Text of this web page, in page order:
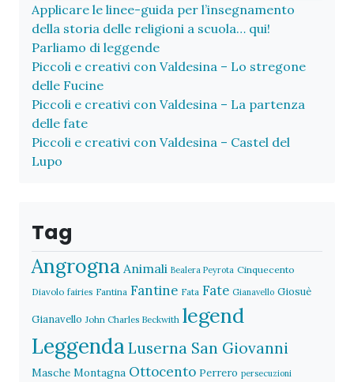
Applicare le linee-guida per l’insegnamento
della storia delle religioni a scuola… qui!
Parliamo di leggende
Piccoli e creativi con Valdesina – Lo stregone
delle Fucine
Piccoli e creativi con Valdesina – La partenza
delle fate
Piccoli e creativi con Valdesina – Castel del
Lupo
Tag
Angrogna Animali Bealera Peyrota Cinquecento
Diavolo fairies Fantina Fantine Fata Fate Gianavello Giosuè
Gianavello John Charles Beckwith legend
Leggenda Luserna San Giovanni
Masche Montagna Ottocento Perrero persecuzioni